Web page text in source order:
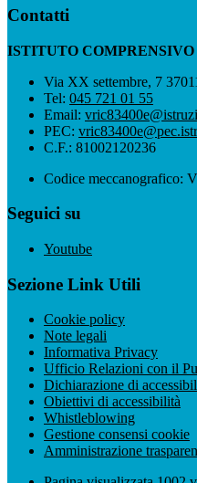
Contatti
ISTITUTO
Via XX settembre, 7
Tel: 045 721 01 55
Email:
PEC:
C.F.: 81002120236
Codice meccanografico:
Seguici su
Youtube
Sezione Link Utili
Cookie policy
Note legali
Informativa Privacy
Ufficio Relazioni con il
Dichiarazione di
Obiettivi di accessibilità
Whistleblowing
Gestione consensi cookie
Amministrazione